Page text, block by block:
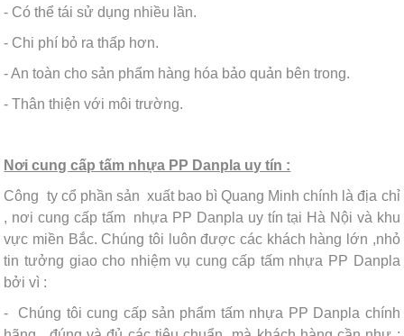
- Có thể tái sử dụng nhiều lần.
- Chi phí bỏ ra thấp hơn.
- An toàn cho sản phẩm hàng hóa bảo quản bên trong.
- Thân thiện với môi trường.
Nơi cung cấp tấm nhựa PP Danpla uy tín :
Công ty cổ phần sản xuất bao bì Quang Minh chính là địa chỉ
, nơi cung cấp tấm nhựa PP Danpla uy tín tại Hà Nội và khu
vực miền Bắc. Chúng tôi luôn được các khách hàng lớn ,nhỏ
tin tưởng giao cho nhiệm vụ cung cấp tấm nhựa PP Danpla
bởi vì :
- Chúng tôi cung cấp sản phẩm tấm nhựa PP Danpla chính